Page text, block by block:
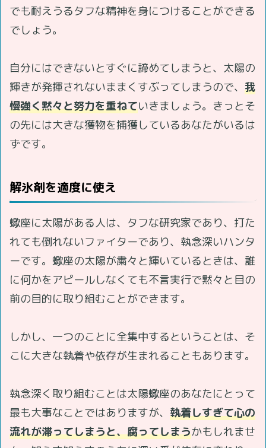
でも耐えうるタフな精神を身につけることができる
でしょう。
自分にはできないとすぐに諦めてしまうと、太陽の
輝きが発揮されないままくすぶってしまうので、 我
慢強く黙々と努力を重ねていきましょう。きっとそ
の先には大きな獲物を捕獲しているあなたがいるは
ずです。
解氷剤を適度に使え
蠍座に太陽がある人は、タフな研究家であり、打た
れても倒れないファイターであり、執念深いハンタ
ーです。蠍座の太陽が粛々と輝いているときは、誰
に何かをアピールしなくても不言実行で黙々と目の
前の目的に取り組むことができます。
しかし、一つのことに全集中するということは、そ
こに大きな執着や依存が生まれることもあります。
執念深く取り組むことは太陽蠍座のあなたにとって
最も大事なことではありますが、 執着しすぎて心の
流れが滞ってしまうと、腐ってしまうかもしれませ